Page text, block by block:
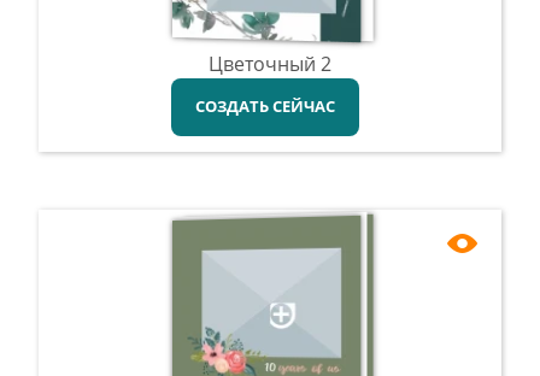
Цветочный 2
СОЗДАТЬ СЕЙЧАС